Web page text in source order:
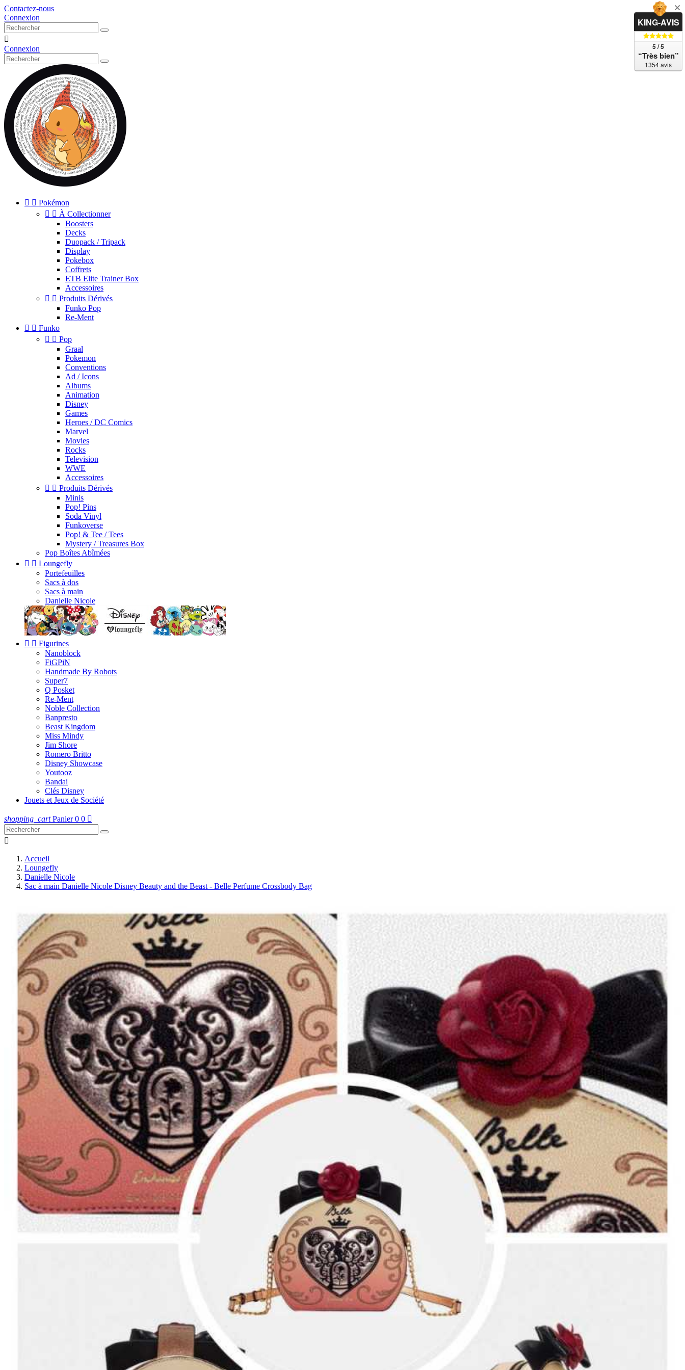
Contactez-nous
Connexion

Connexion
  Pokémon
  À Collectionner
Boosters
Decks
Duopack / Tripack
Display
Pokebox
Coffrets
ETB Elite Trainer Box
Accessoires
  Produits Dérivés
Funko Pop
Re-Ment
  Funko
  Pop
Graal
Pokemon
Conventions
Ad / Icons
Albums
Animation
Disney
Games
Heroes / DC Comics
Marvel
Movies
Rocks
Television
WWE
Accessoires
  Produits Dérivés
Minis
Pop! Pins
Soda Vinyl
Funkoverse
Pop! & Tee / Tees
Mystery / Treasures Box
Pop Boîtes Abîmées
  Loungefly
Portefeuilles
Sacs à dos
Sacs à main
Danielle Nicole
  Figurines
Nanoblock
FiGPiN
Handmade By Robots
Super7
Q Posket
Re-Ment
Noble Collection
Banpresto
Beast Kingdom
Miss Mindy
Jim Shore
Romero Britto
Disney Showcase
Youtooz
Bandai
Clés Disney
Jouets et Jeux de Société
shopping_cart Panier 0 0 

Accueil
Loungefly
Danielle Nicole
Sac à main Danielle Nicole Disney Beauty and the Beast - Belle Perfume Crossbody Bag
KING-AVIS
5 / 5
“Très bien”
1354 avis